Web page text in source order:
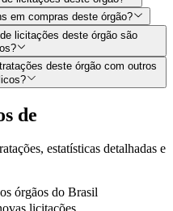
em compras deste órgão?
licitações deste órgão são
deste órgão com outros
de
estatísticas detalhadas e
órgãos do Brasil